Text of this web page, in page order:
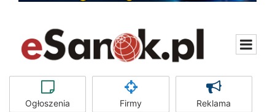
Ogłoszenia Firmy Reklama